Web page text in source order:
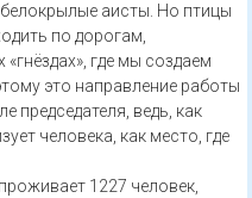
аисты. Но птицы
по дорогам,
где мы создаем
это направление работы
председателя, ведь, как
человека, как место, где
1227 человек,